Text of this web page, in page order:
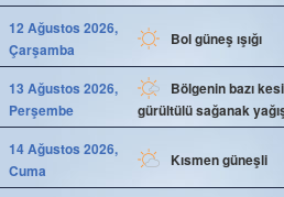
12 Ağustos 2026,
Çarşamba
Bol güneş ışığı
13 Ağustos 2026,
Perşembe
Bölgenin bazı
gürültülü sağanak
14 Ağustos 2026,
Cuma
Kısmen güneşli